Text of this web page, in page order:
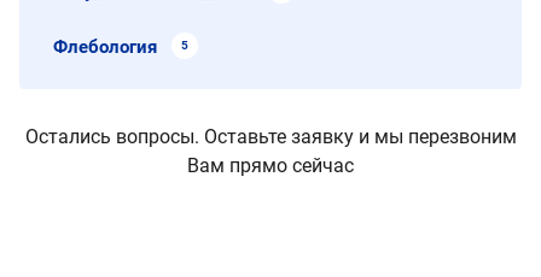
Флебология 5
Остались вопросы. Оставьте заявку и мы перезвоним
Вам прямо сейчас